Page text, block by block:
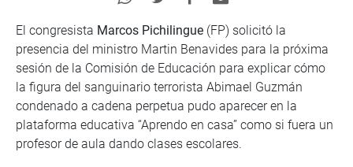
El congresista Marcos Pichilingue (FP) solicitó la
presencia del ministro Martin Benavides para la próxima
sesión de la Comisión de Educación para explicar cómo
la figura del sanguinario terrorista Abimael Guzmán
condenado a cadena perpetua pudo aparecer en la
plataforma educativa “Aprendo en casa” como si fuera un
profesor de aula dando clases escolares.